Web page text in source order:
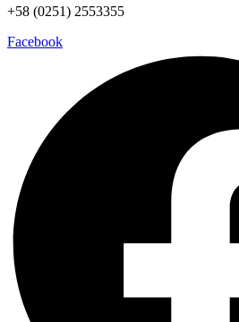
+58 (0251) 2553355
Facebook